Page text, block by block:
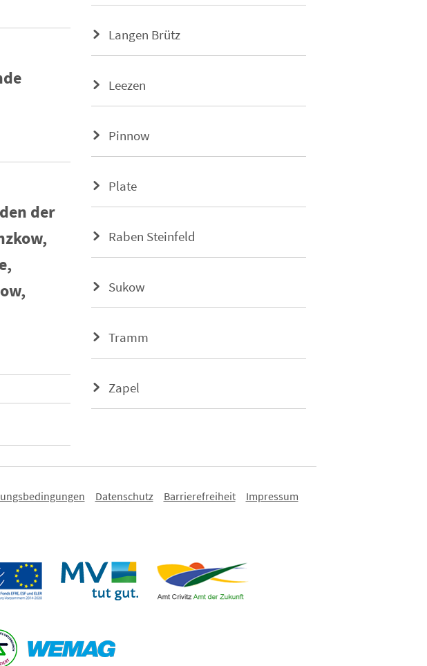
der
Langen Brütz
Leezen
Pinnow
Plate
Raben Steinfeld
Sukow
Tramm
Zapel
Datenschutz Barrierefreiheit Impressum